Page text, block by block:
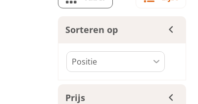
Sorteren op
Prijs